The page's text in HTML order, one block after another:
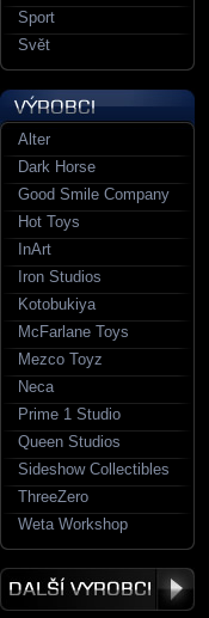
Sport
Svět
Alter
Dark Horse
Good Smile Company
Hot Toys
InArt
Iron Studios
Kotobukiya
McFarlane Toys
Mezco Toyz
Neca
Prime 1 Studio
Queen Studios
Sideshow Collectibles
ThreeZero
Weta Workshop